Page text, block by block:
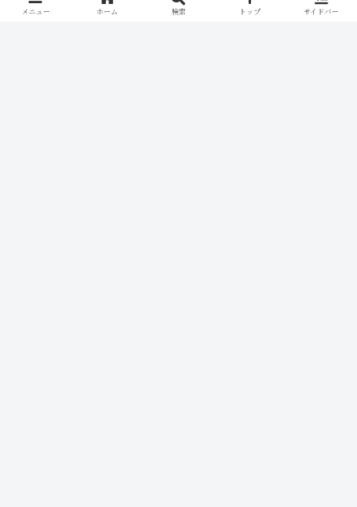
メニュー ホーム 検索 トップ サイドバー